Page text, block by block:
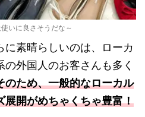
いに良さそうだな～
に素晴らしいのは、ローカ
外国人のお客さんも多く
のため、一般的なローカル
展開がめちゃくちゃ豊富！